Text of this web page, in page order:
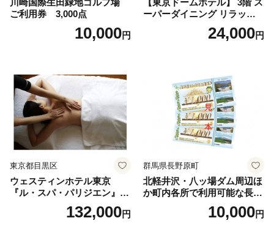
ご利用券 3,000点
10,000円
ーパーダイニング リラッサ
ランチブッフェ お食事券 大
人1名様分 関東 東京 ご利用
24,000円
東京都目黒区
ウェスティンホテル東京
『ル・スパ・パリジエン』選
べるボディセラピー90分/1名
132,000円
群馬県長野原町
北軽井沢・八ッ場ダム周辺ほ
か町内各所で利用可能な長野
原町ふるさと感謝券（3,000
円分）【トラベル 観光 旅行
10,000円